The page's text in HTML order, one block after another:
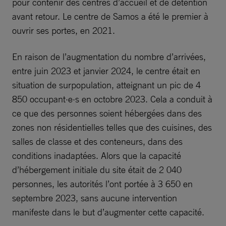
avant retour. Le centre de Samos a été le premier à
ouvrir ses portes, en 2021.
En raison de l’augmentation du nombre d’arrivées,
entre juin 2023 et janvier 2024, le centre était en
situation de surpopulation, atteignant un pic de 4
850 occupant·e·s en octobre 2023. Cela a conduit à
ce que des personnes soient hébergées dans des
zones non résidentielles telles que des cuisines, des
salles de classe et des conteneurs, dans des
conditions inadaptées. Alors que la capacité
d’hébergement initiale du site était de 2 040
personnes, les autorités l’ont portée à 3 650 en
septembre 2023, sans aucune intervention
manifeste dans le but d’augmenter cette capacité.